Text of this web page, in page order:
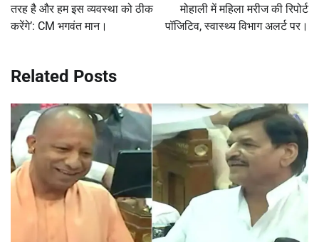
तरह है और हम इस व्यवस्था को ठीक
करेंगे’: CM भगवंत मान।
मोहाली में महिला मरीज की रिपोर्ट
पॉजिटिव, स्वास्थ्य विभाग अलर्ट पर।
Related Posts